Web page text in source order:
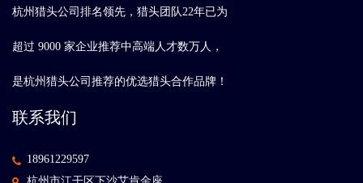
杭州猎头公司排名领先，猎头团队22年已为
超过 9000 家企业推荐中高端人才数万人，
是杭州猎头公司推荐的优选猎头合作品牌！
联系我们
18961229597